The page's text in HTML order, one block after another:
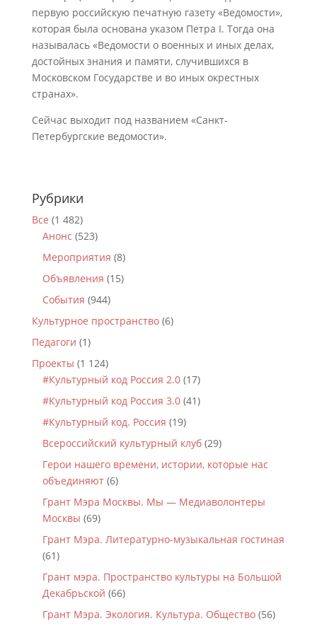
первую российскую печатную газету «Ведомости»,
которая была основана указом Петра I. Тогда она
называлась «Ведомости о военных и иных делах,
достойных знания и памяти, случившихся в
Московском Государстве и во иных окрестных
странах».
Сейчас выходит под названием «Санкт-
Петербургские ведомости».
Рубрики
Все (1 482)
Анонс (523)
Мероприятия (8)
Объявления (15)
События (944)
Культурное пространство(6)
Педагоги (1)
Проекты (1 124)
#Культурный код Россия 2.0(17)
#Культурный код Россия 3.0(41)
#Культурный код. Россия (19)
Всероссийский культурный клуб(29)
Герои нашего времени, истории, которые нас
объединяют(6)
Грант Мэра Москвы. Мы — Медиаволонтеры
Москвы (69)
Грант Мэра. Литературно-музыкальная гостиная
(61)
Грант мэра. Пространство культуры на Большой
Декабрьской (66)
Грант Мэра. Экология. Культура. Общество(56)